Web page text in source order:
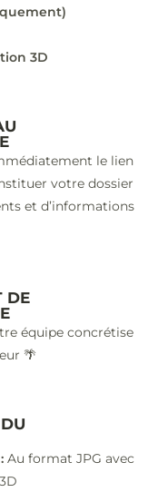
3D
le lien
votre dossier
et d’informations
DE
équipe concrétise
🌴
Au format JPG avec